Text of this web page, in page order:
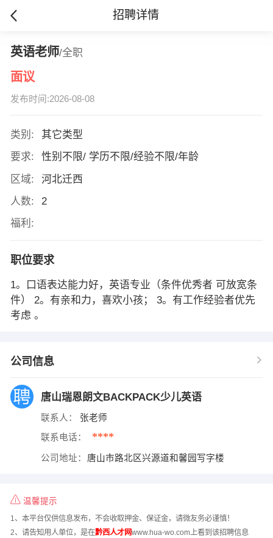
招聘详情
英语老师/全职
面议
发布时间:2026-08-08
类别:
其它类型
要求:
性别不限/ 学历不限/经验不限/年龄
区域:
河北迁西
人数:
2
福利:
职位要求
1。口语表达能力好，英语专业（条件优秀者 可放宽条
件） 2。有亲和力，喜欢小孩； 3。有工作经验者优先
考虑 。
公司信息
唐山瑞恩朗文BACKPACK少儿英语
联系人： 张老师
联系电话： ****
公司地址： 唐山市路北区兴源道和馨园写字楼
温馨提示
1、本平台仅供信息发布，不会收取押金、保证金，请微友务必谨慎！
2、请告知用人单位，是在黔西人才网www.hua-wo.com上看到该招聘信息